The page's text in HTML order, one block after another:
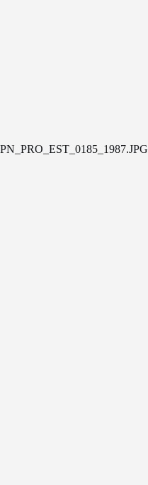
PN_PRO_EST_0185_1987.JPG